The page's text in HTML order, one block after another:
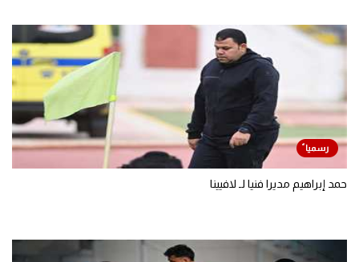
حمد إبراهيم مديرا فنيا لـ لافيينا